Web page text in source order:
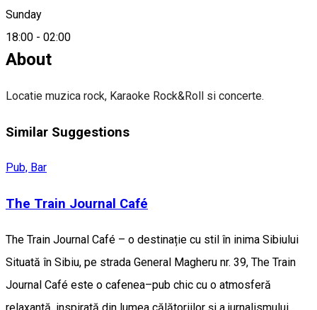
Sunday
18:00 - 02:00
0723608622
About
Locatie muzica rock, Karaoke Rock&Roll si concerte.
Similar Suggestions
Pub, Bar
The Train Journal Café
The Train Journal Café – o destinație cu stil în inima Sibiului
Situată în Sibiu, pe strada General Magheru nr. 39, The Train
Journal Café este o cafenea–pub chic cu o atmosferă